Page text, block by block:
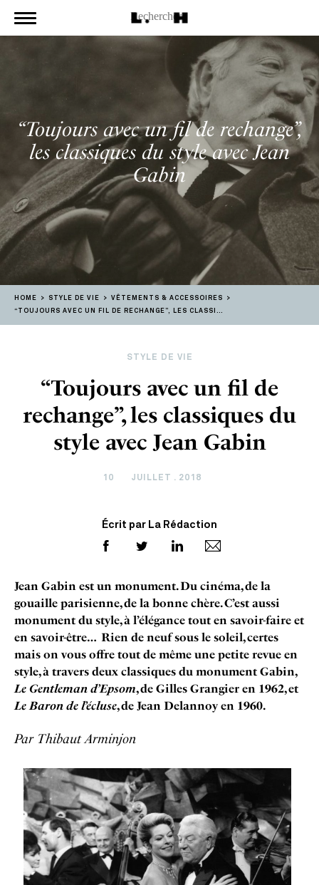
“Toujours avec un fil de rechange”,
les classiques du style avec Jean
Gabin
HOME STYLE DE VIE
VÊTEMENTS & ACCESSOIRES
“TOUJOURS AVEC UN FIL DE RECHANGE”, LES CLASSIQUES DU STYLE AVEC JEAN GABIN
STYLE DE VIE
“Toujours avec un fil de
rechange”, les classiques du
style avec Jean Gabin
10 JUILLET . 2018
Écrit par La Rédaction
Jean Gabin est un monument. Du cinéma, de la
gouaille parisienne, de la bonne chère. C’est aussi
monument du style, à l’élégance tout en savoir-faire et
en savoir-être… Rien de neuf sous le soleil, certes
mais on vous offre tout de même une petite revue en
style, à travers deux classiques du monument Gabin,
Le Gentleman d’Epsom, de Gilles Grangier en 1962, et
Le Baron de l’écluse, de Jean Delannoy en 1960.
Par Thibaut Arminjon